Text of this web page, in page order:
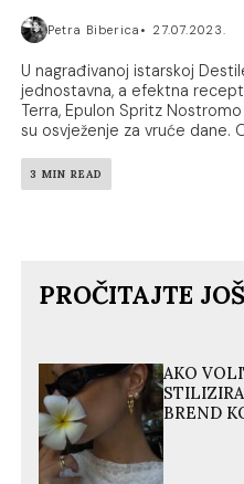
Petra Biberica 27.07.2023.
U nagrađivanoj istarskoj
jednostavna, a efektna
Terra, Epulon Spritz
su osvježenje za vruće dane.
3 MIN READ
PROČITAJTE
AKO
BREND